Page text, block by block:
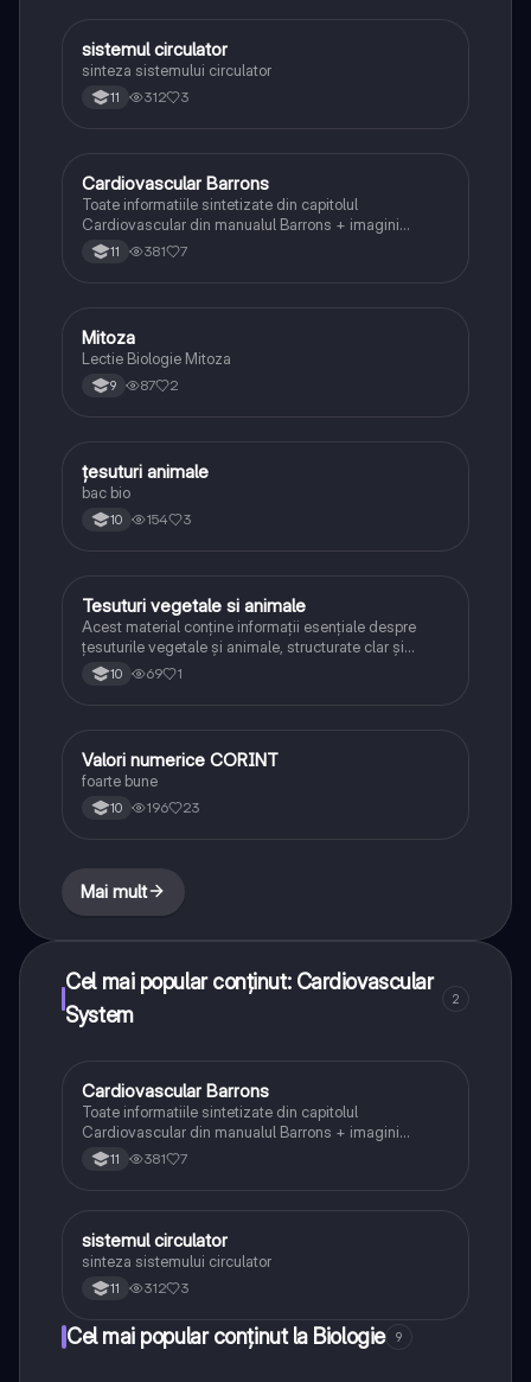
Biologie
sistemul circulator
sinteza sistemului circulator
11 312 3
Biologie
Cardiovascular Barrons
Toate informatiile sintetizate din capitolul
Cardiovascular din manualul Barrons + imagini
frumos reprezentate🥰
11 381 7
Biologie
Mitoza
Lectie Biologie Mitoza
9 87 2
Biologie
țesuturi animale
bac bio
10 154 3
Biologie
Tesuturi vegetale si animale
Acest material conține informații esențiale despre
țesuturile vegetale și animale, structurate clar și
concis pentru o învățare ușoară. Sunt prezentate
tipurile principale de țesuturi, caracteristicile lor,
10 69 1
Biologie
Valori numerice CORINT
foarte bune
10 196 23
Mai mult
Cel mai popular conținut: Cardiovascular
System
2
Biologie
Cardiovascular Barrons
Toate informatiile sintetizate din capitolul
Cardiovascular din manualul Barrons + imagini
frumos reprezentate🥰
11 381 7
Biologie
sistemul circulator
sinteza sistemului circulator
11 312 3
Cel mai popular conținut la Biologie 9